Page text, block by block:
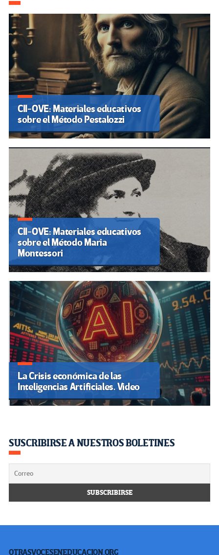
CII-OVE: Materiales educativos
sobre el Método Pestalozzi
CII-OVE: Materiales educativos
sobre el Método Maria
Montessori
La Crisis económica de las
Inteligencias Artificiales. Video
SUSCRIBIRSE A NUESTROS BOLETINES
OTRASVOCESENEDUCACION.ORG